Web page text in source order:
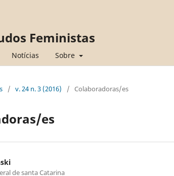
Feministas
Notícias Sobre
/ v. 24 n. 3 (2016) / Colaboradoras/es
es
de santa Catarina